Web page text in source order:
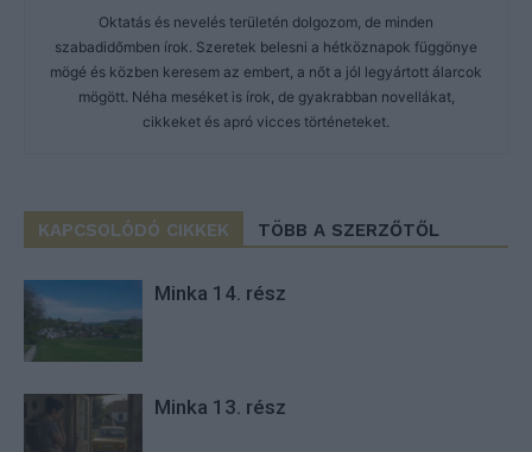
Oktatás és nevelés területén dolgozom, de minden
szabadidőmben írok. Szeretek belesni a hétköznapok függönye
mögé és közben keresem az embert, a nőt a jól legyártott álarcok
mögött. Néha meséket is írok, de gyakrabban novellákat,
cikkeket és apró vicces történeteket.
KAPCSOLÓDÓ CIKKEK TÖBB A SZERZŐTŐL
Minka 14. rész
Minka 13. rész